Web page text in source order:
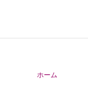
ホーム